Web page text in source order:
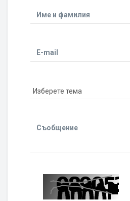
Име и фамилия
E-mail
Съобщение